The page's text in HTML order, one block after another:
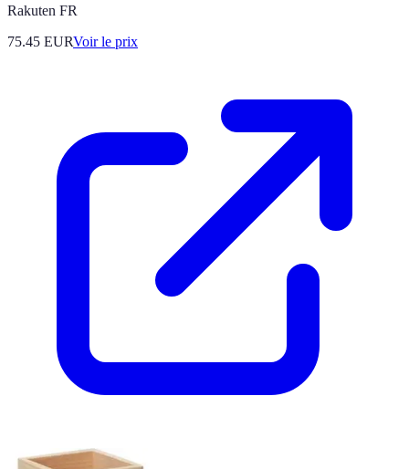
Rakuten FR
75.45 EURVoir le prix